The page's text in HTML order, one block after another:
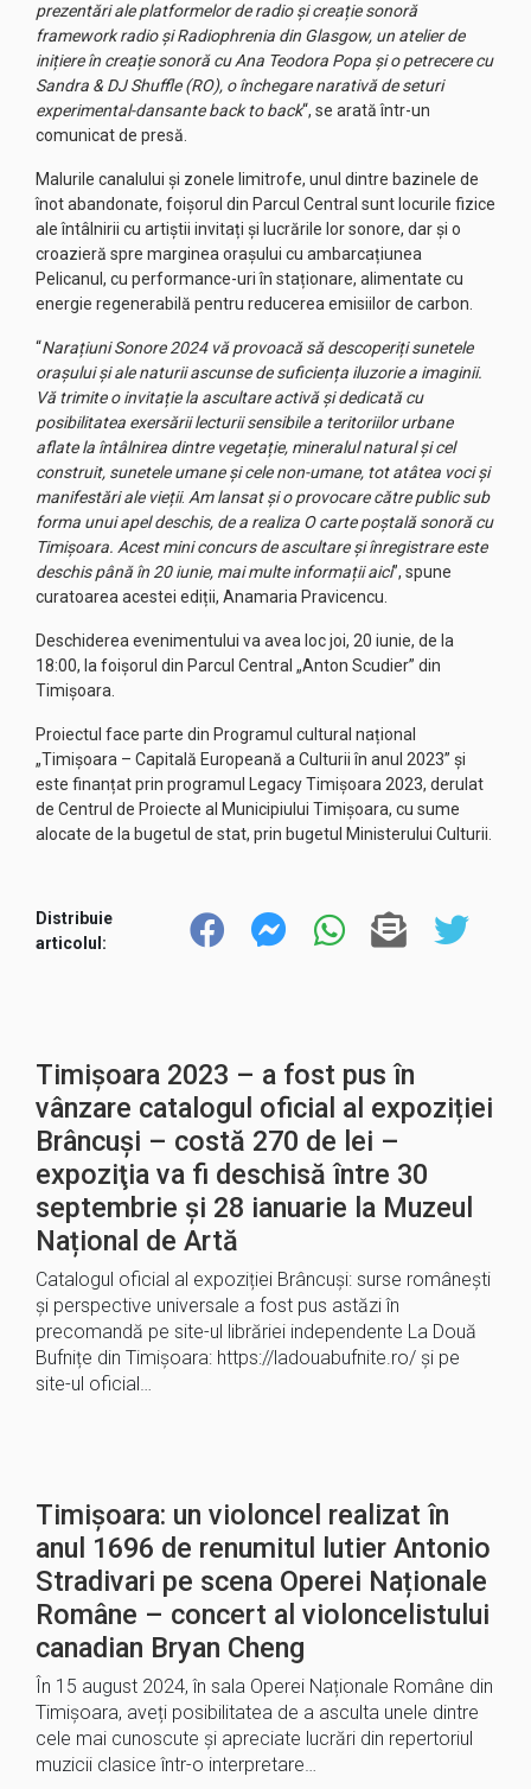
prezentări ale platformelor de radio și creație sonoră
framework radio și Radiophrenia din Glasgow, un atelier de
inițiere în creație sonoră cu Ana Teodora Popa și o petrecere cu
Sandra & DJ Shuffle (RO), o închegare narativă de seturi
experimental-dansante back to back“, se arată într-un
comunicat de presă.
Malurile canalului și zonele limitrofe, unul dintre bazinele de
înot abandonate, foișorul din Parcul Central sunt locurile fizice
ale întâlnirii cu artiștii invitați și lucrările lor sonore, dar și o
croazieră spre marginea orașului cu ambarcațiunea
Pelicanul, cu performance-uri în staționare, alimentate cu
energie regenerabilă pentru reducerea emisiilor de carbon.
“Narațiuni Sonore 2024 vă provoacă să descoperiți sunetele
orașului și ale naturii ascunse de suficiența iluzorie a imaginii.
Vă trimite o invitație la ascultare activă și dedicată cu
posibilitatea exersării lecturii sensibile a teritoriilor urbane
aflate la întâlnirea dintre vegetație, mineralul natural și cel
construit, sunetele umane și cele non-umane, tot atâtea voci și
manifestări ale vieții. Am lansat și o provocare către public sub
forma unui apel deschis, de a realiza O carte poștală sonoră cu
Timișoara. Acest mini concurs de ascultare și înregistrare este
deschis până în 20 iunie, mai multe informații aici”, spune
curatoarea acestei ediții, Anamaria Pravicencu.
Deschiderea evenimentului va avea loc joi, 20 iunie, de la
18:00, la foișorul din Parcul Central „Anton Scudier” din
Timișoara.
Proiectul face parte din Programul cultural național
„Timișoara – Capitală Europeană a Culturii în anul 2023” și
este finanțat prin programul Legacy Timișoara 2023, derulat
de Centrul de Proiecte al Municipiului Timișoara, cu sume
alocate de la bugetul de stat, prin bugetul Ministerului Culturii.
Distribuie
articolul:
Timișoara 2023 – a fost pus în
vânzare catalogul oficial al expoziției
Brâncuși – costă 270 de lei –
expoziţia va fi deschisă între 30
septembrie și 28 ianuarie la Muzeul
Național de Artă
Catalogul oficial al expoziției Brâncuși: surse românești
și perspective universale a fost pus astăzi în
precomandă pe site-ul librăriei independente La Două
Bufnițe din Timișoara: https://ladouabufnite.ro/ și pe
site-ul oficial…
Timișoara: un violoncel realizat în
anul 1696 de renumitul lutier Antonio
Stradivari pe scena Operei Naționale
Române – concert al violoncelistului
canadian Bryan Cheng
În 15 august 2024, în sala Operei Naționale Române din
Timișoara, aveți posibilitatea de a asculta unele dintre
cele mai cunoscute și apreciate lucrări din repertoriul
muzicii clasice într-o interpretare…